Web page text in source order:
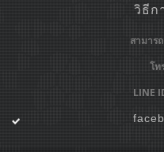
วิธีก
สามาร
โท
LINE